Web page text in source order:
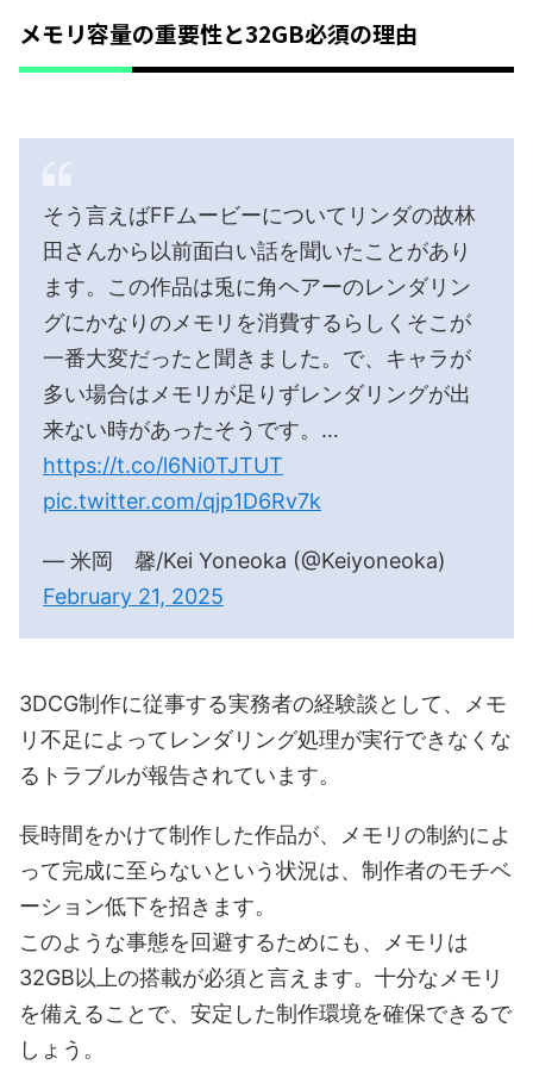
メモリ容量の重要性と32GB必須の理由
そう言えばFFムービーについてリンダの故林
田さんから以前面白い話を聞いたことがあり
ます。この作品は兎に角ヘアーのレンダリン
グにかなりのメモリを消費するらしくそこが
一番大変だったと聞きました。で、キャラが
多い場合はメモリが足りずレンダリングが出
来ない時があったそうです。…
https://t.co/l6Ni0TJTUT
pic.twitter.com/qjp1D6Rv7k
— 米岡 馨/Kei Yoneoka (@Keiyoneoka)
February 21, 2025
3DCG制作に従事する実務者の経験談として、メモ
リ不足によってレンダリング処理が実行できなくな
るトラブルが報告されています。
長時間をかけて制作した作品が、メモリの制約によ
って完成に至らないという状況は、制作者のモチベ
ーション低下を招きます。
このような事態を回避するためにも、メモリは
32GB以上の搭載が必須と言えます。十分なメモリ
を備えることで、安定した制作環境を確保できるで
しょう。